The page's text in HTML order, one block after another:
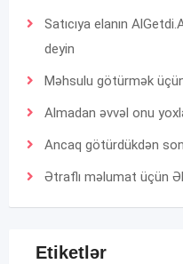
Satıcıya elanın
deyin
Məhsulu götürmək
Almadan əvvəl onu
Ancaq götürdükdən
Ətraflı məlumat üçün
Etiketlər